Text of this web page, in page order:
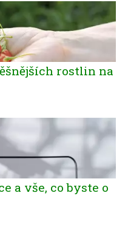
rostlin na
a vše, co byste o